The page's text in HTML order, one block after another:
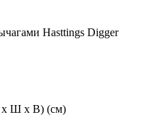
Hasttings Digger
х Ш х В) (см)